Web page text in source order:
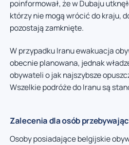
poinformował, że w Dubaju
którzy nie mogą wrócić do kraju,
pozostają zamknięte.
W przypadku Iranu ewakuacja
obecnie planowana, jednak
obywateli o jak najszybsze
Wszelkie podróże do Iranu są
Zalecenia dla osób
Osoby posiadające belgijskie